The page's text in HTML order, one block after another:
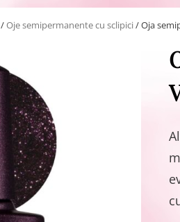
/Oje semipermanente cu sclipici/ Oja